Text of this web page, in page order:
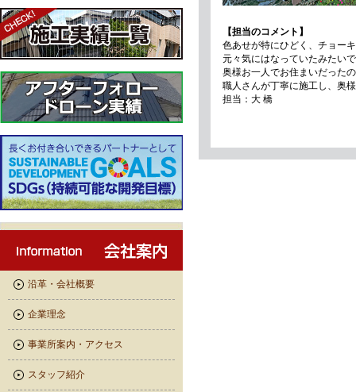
沿革・会社概要
企業理念
事業所案内・アクセス
スタッフ紹介
【担当のコメント】
色あせが特にひどく、チョー
元々気にはなっていたみたい
奥様お一人でお住まいだった
職人さんが丁寧に施工し、奥
担当：大 橋